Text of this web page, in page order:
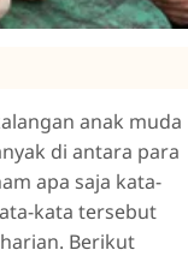
anak muda
di antara para
apa saja kata-
kata tersebut
Berikut